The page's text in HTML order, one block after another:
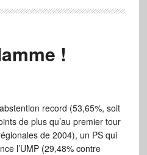
!
record (53,65%, soit
de plus qu’au premier tour
de 2004), un PS qui
l’UMP (29,48% contre